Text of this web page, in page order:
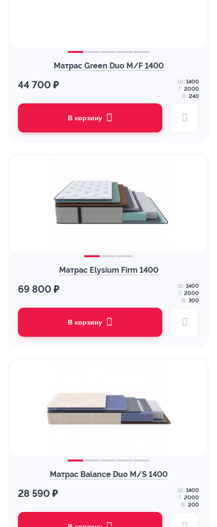
Матрас Green Duo M/F 1400
44 700 ₽ Ш: 1400
Г: 2000
В: 240
В корзину
Матрас Elysium Firm 1400
69 800 ₽ Ш: 1400
Г: 2000
В: 300
В корзину
Матрас Balance Duo M/S 1400
28 590 ₽ Ш: 1400
Г: 2000
В: 200